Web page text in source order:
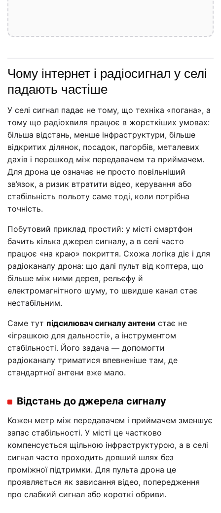
Чому інтернет і радіосигнал у селі
падають частіше
У селі сигнал падає не тому, що техніка «погана», а
тому що радіохвиля працює в жорсткіших умовах:
більша відстань, менше інфраструктури, більше
відкритих ділянок, посадок, пагорбів, металевих
дахів і перешкод між передавачем та приймачем.
Для дрона це означає не просто повільніший
зв’язок, а ризик втратити відео, керування або
стабільність польоту саме тоді, коли потрібна
точність.
Побутовий приклад простий: у місті смартфон
бачить кілька джерел сигналу, а в селі часто
працює «на краю» покриття. Схожа логіка діє і для
радіоканалу дрона: що далі пульт від коптера, що
більше між ними дерев, рельєфу й
електромагнітного шуму, то швидше канал стає
нестабільним.
Саме тут підсилювач сигналу антени стає не
«іграшкою для дальності», а інструментом
стабільності. Його задача — допомогти
радіоканалу триматися впевненіше там, де
стандартної антени вже мало.
Відстань до джерела сигналу
Кожен метр між передавачем і приймачем зменшує
запас стабільності. У місті це частково
компенсується щільною інфраструктурою, а в селі
сигнал часто проходить довший шлях без
проміжної підтримки. Для пульта дрона це
проявляється як зависання відео, попередження
про слабкий сигнал або короткі обриви.